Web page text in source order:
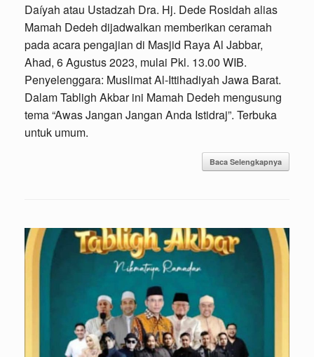
Daíyah atau Ustadzah Dra. Hj. Dede Rosidah alias
Mamah Dedeh dijadwalkan memberikan ceramah
pada acara pengajian di Masjid Raya Al Jabbar,
Ahad, 6 Agustus 2023, mulai Pkl. 13.00 WIB.
Penyelenggara: Muslimat Al-Ittihadiyah Jawa Barat.
Dalam Tabligh Akbar ini Mamah Dedeh mengusung
tema “Awas Jangan Jangan Anda Istidraj”. Terbuka
untuk umum.
Baca Selengkapnya